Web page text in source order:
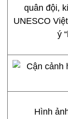
quân đội,
UNESCO
ý
Hình